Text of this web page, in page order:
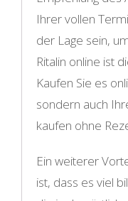
Ihrer vollen
der Lage sein,
Ritalin online ist
Kaufen Sie es
sondern auch
kaufen ohne
Ein weiterer
ist, dass es viel